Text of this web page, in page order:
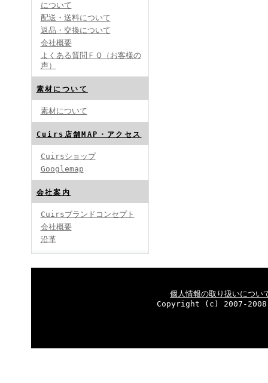
について
配送・送料について
返品・交換について
会社概要
よくある質問ＦＱ（お客様の
声）
素材について
素材について
Cuirs店舗MAP・アクセス
Cuirsショップ
Googlemap
会社案内
Cuirsブランドコンセプト
会社概要
沿革
個人情報の取り扱いについ
Copyright (c) 2007-